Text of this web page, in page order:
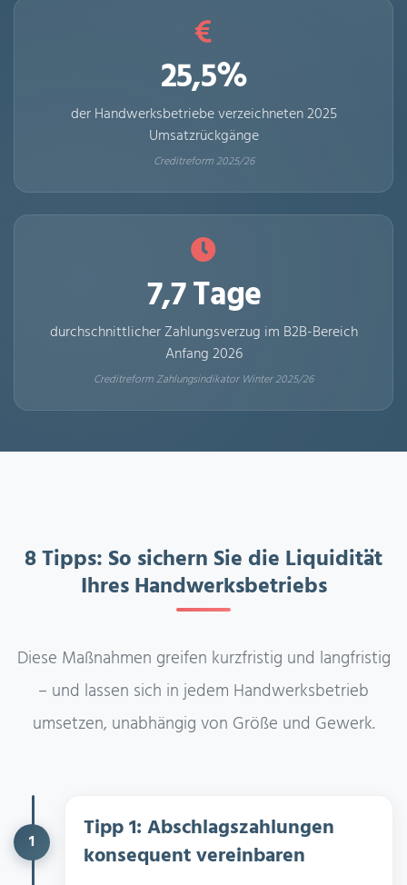
25,5%
der Handwerksbetriebe verzeichneten 2025
Umsatzrückgänge
Creditreform 2025/26
7,7 Tage
durchschnittlicher Zahlungsverzug im B2B-Bereich
Anfang 2026
Creditreform Zahlungsindikator Winter 2025/26
8 Tipps: So sichern Sie die Liquidität
Ihres Handwerksbetriebs
Diese Maßnahmen greifen kurzfristig und langfristig
– und lassen sich in jedem Handwerksbetrieb
umsetzen, unabhängig von Größe und Gewerk.
1
Tipp 1: Abschlagszahlungen
konsequent vereinbaren